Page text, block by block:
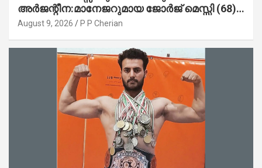
അർജന്റീന:മാനേജറുമായ ജോർജ് മെസ്സി (68)
അന്തരിച്ചു
August 9, 2026 P P Cherian